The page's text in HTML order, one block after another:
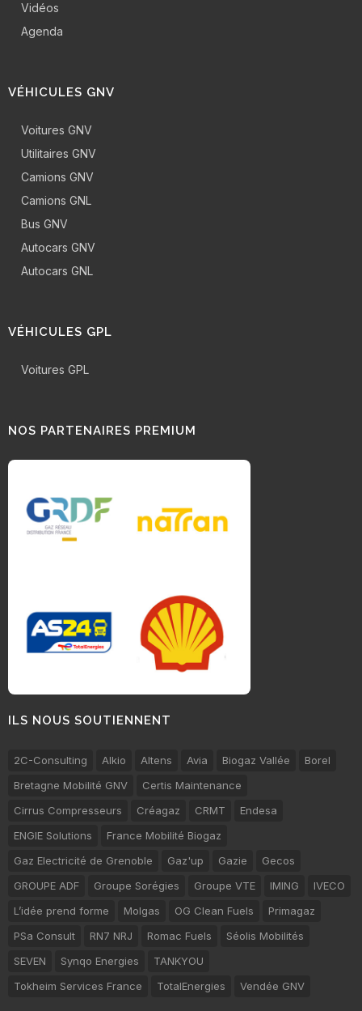
Vidéos
Agenda
VÉHICULES GNV
Voitures GNV
Utilitaires GNV
Camions GNV
Camions GNL
Bus GNV
Autocars GNV
Autocars GNL
VÉHICULES GPL
Voitures GPL
NOS PARTENAIRES PREMIUM
ILS NOUS SOUTIENNENT
2C-Consulting Alkio Altens Avia Biogaz Vallée
Borel
Bretagne Mobilité GNV
Certis Maintenance
Cirrus Compresseurs
Créagaz CRMT
Endesa
ENGIE Solutions
France Mobilité Biogaz
Gaz Electricité de Grenoble
Gaz'up Gazie
Gecos
GROUPE ADF
Groupe Sorégies Groupe VTE IMING
IVECO
L’idée prend forme
Molgas OG Clean Fuels
Primagaz
PSa Consult
RN7 NRJ Romac Fuels
Séolis Mobilités
SEVEN
Synqo Energies
TANKYOU
Tokheim Services France
TotalEnergies Vendée GNV